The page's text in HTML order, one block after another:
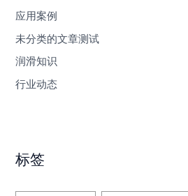
应用案例
未分类的文章测试
润滑知识
行业动态
标签